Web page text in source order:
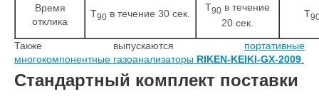
Время
отклика
Т90 в течение 30 сек.
Т90 в течение
20 сек.
Т
Также выпускаются портативные
многокомпонентные газоанализаторы RIKEN-KEIKI-GX-2009.
Стандартный комплект поставки